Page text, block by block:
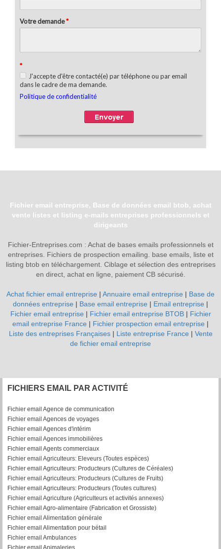
Fichier email entreprise, Base de données email btob, achat
vente listes et listing e-mails entreprises professionnels et
dirigeants
Fichier-Entreprises.com : Achat de bases emails professionnels et
entreprises. Fichiers de prospection emailing. base emails, liste et
listing btob en téléchargement. Ciblage et sélection des entreprises
en direct, achat en ligne, paiement CB sécurisé.
Achat fichier email entreprise | Annuaire email entreprise | Base de
données entreprise | Base email entreprise | Email entreprise |
Fichier email entreprise | Fichier email entreprise BTOB| Fichier
email entreprise France | Fichier prospection email entreprise |
Liste des entreprises Françaises| Liste entreprise France | Vente
de fichier email entreprise
FICHIERS EMAIL PAR ACTIVITÉ
Fichier email Agence de communication
Fichier email Agences de voyages
Fichier email Agences d'intérim
Fichier email Agences immobilières
Fichier email Agents commerciaux
Fichier email Agriculteurs: Eleveurs (Toutes espèces)
Fichier email Agriculteurs: Producteurs (Cultures de Céréales)
Fichier email Agriculteurs: Producteurs (Cultures de Fruits)
Fichier email Agriculteurs: Producteurs (Toutes cultures)
Fichier email Agriculture (Agriculteurs et activités annexes)
Fichier email Agro-alimentaire (Fabrication et Grossiste)
Fichier email Alimentation générale
Fichier email Alimentation pour bétail
Fichier email Ambulances
Fichier email Animaleries